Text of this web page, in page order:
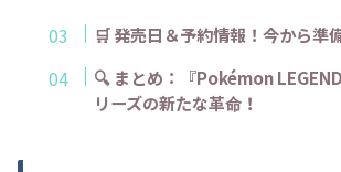
🛒 発売日＆予約情報！今から準
🔍 まとめ：『Pokémon
リーズの新たな革命！